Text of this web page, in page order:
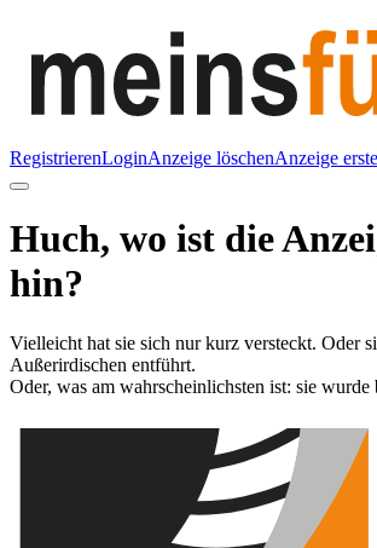
RegistrierenLoginAnzeige löschenAnzeige
Huch, wo ist die
hin?
Vielleicht hat sie sich nur kurz versteckt. Oder
Außerirdischen entführt.
Oder, was am wahrscheinlichsten ist: sie wurde